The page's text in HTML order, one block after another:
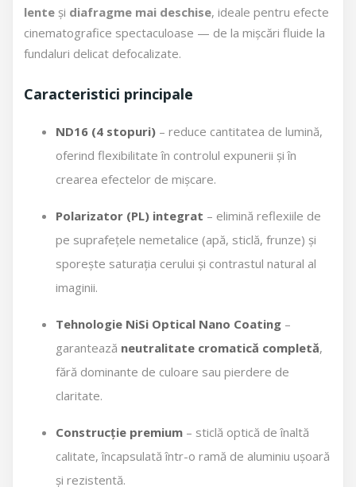
lente și diafragme mai deschise, ideale pentru efecte
cinematografice spectaculoase — de la mișcări fluide la
fundaluri delicat defocalizate.
Caracteristici principale
ND16 (4 stopuri) – reduce cantitatea de lumină,
oferind flexibilitate în controlul expunerii și în
crearea efectelor de mișcare.
Polarizator (PL) integrat – elimină reflexiile de
pe suprafețele nemetalice (apă, sticlă, frunze) și
sporește saturația cerului și contrastul natural al
imaginii.
Tehnologie NiSi Optical Nano Coating –
garantează neutralitate cromatică completă,
fără dominante de culoare sau pierdere de
claritate.
Construcție premium – sticlă optică de înaltă
calitate, încapsulată într-o ramă de aluminiu ușoară
și rezistentă.